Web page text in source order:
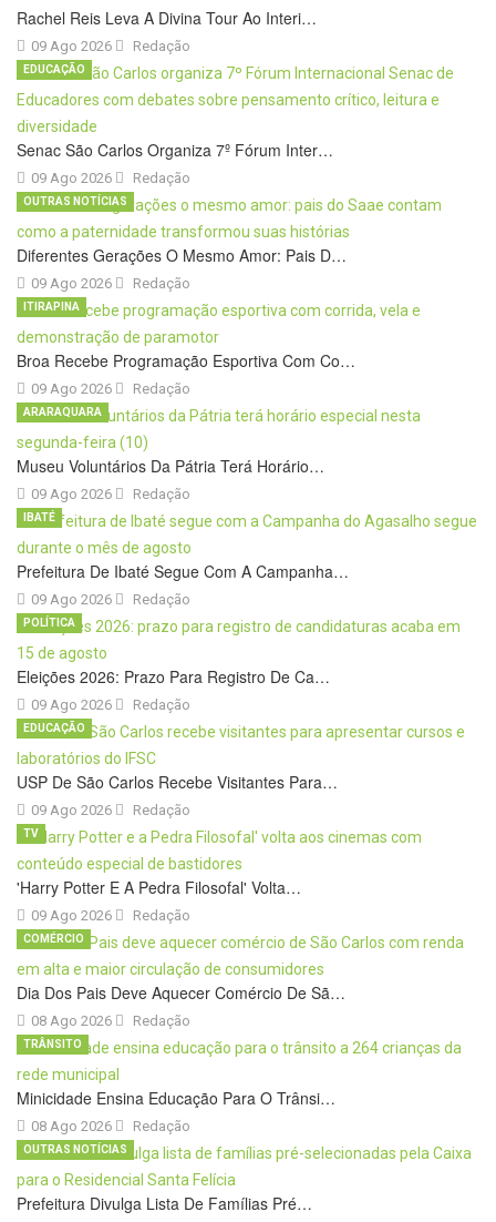
Rachel Reis Leva A Divina Tour Ao Interi…
09 Ago 2026 Redação
Senac São Carlos Organiza 7º Fórum Inter…
09 Ago 2026
EDUCAÇÃO
Redação
Diferentes Gerações O Mesmo Amor: Pais D…
09 Ago 2026
OUTRAS NOTÍCIAS
Redação
Broa Recebe Programação Esportiva Com Co…
09 Ago 2026
ITIRAPINA
Redação
Museu Voluntários Da Pátria Terá Horário…
09 Ago 2026
ARARAQUARA
Redação
Prefeitura De Ibaté Segue Com A Campanha…
09 Ago 2026
IBATÉ
Redação
Eleições 2026: Prazo Para Registro De Ca…
09 Ago 2026
POLÍTICA
Redação
USP De São Carlos Recebe Visitantes Para…
09 Ago 2026
EDUCAÇÃO
Redação
'Harry Potter E A Pedra Filosofal' Volta…
09 Ago 2026
TV
Redação
Dia Dos Pais Deve Aquecer Comércio De Sã…
08 Ago 2026
COMÉRCIO
Redação
Minicidade Ensina Educação Para O Trânsi…
08 Ago 2026
TRÂNSITO
Redação
Prefeitura Divulga Lista De Famílias Pré…
OUTRAS NOTÍCIAS